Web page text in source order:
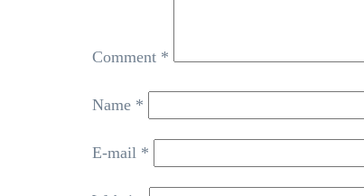
Comment *
Name *
E-mail *